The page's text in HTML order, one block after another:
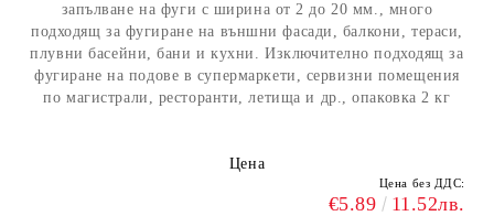
запълване на фуги с ширина от 2 до 20 мм., много
подходящ за фугиране на външни фасади, балкони, тераси,
плувни басейни, бани и кухни. Изключително подходящ за
фугиране на подове в супермаркети, сервизни помещения
по магистрали, ресторанти, летища и др., опаковка 2 кг
Цена
Цена без ДДС:
€5.89 11.52лв.